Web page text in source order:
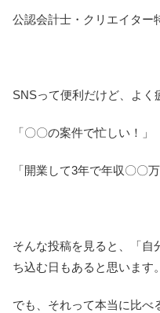
公認会計士・クリエイター
SNSって便利だけど、よく
「〇〇の案件で忙しい！」
「開業して3年で年収〇〇
そんな投稿を見ると、「
ち込む日もあると思います。
でも、それって本当に比べ